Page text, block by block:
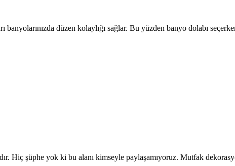
banyolarınızda düzen kolaylığı sağlar. Bu yüzden banyo dolabı
Hiç şüphe yok ki bu alanı kimseyle paylaşamıyoruz. Mutfak